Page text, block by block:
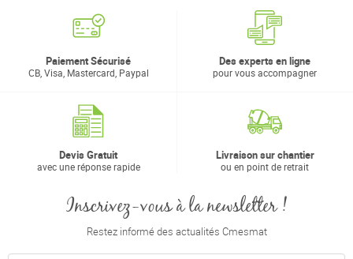
Paiement Sécurisé
CB, Visa, Mastercard, Paypal
Des experts en ligne
pour vous accompagner
Devis Gratuit
avec une réponse rapide
Livraison sur chantier
ou en point de retrait
Inscrivez-vous à la newsletter !
Restez informé des actualités Cmesmat